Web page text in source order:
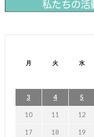
月 火 水
3 4 5
10 11 12
17 18 19